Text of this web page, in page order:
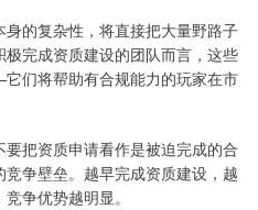
的复杂性，将直接把大量野路子
完成资质建设的团队而言，这些
们将帮助有合规能力的玩家在市
把资质申请看作是被迫完成的合
争壁垒。越早完成资质建设，越
争优势越明显。